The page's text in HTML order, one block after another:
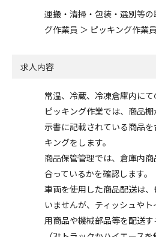
運搬・清掃・包装・選別等
グ作業員 ＞ ピッキング作業員
求人内容
常温、冷蔵、冷凍倉庫内にて
ピッキング作業では、商品
示書に記載されている商品
キングをします。
商品保管管理では、倉庫内
合っているかを確認します。
車両を使用した商品配送は
いませんが、ティッシュや
用商品や機械部品等を配送す